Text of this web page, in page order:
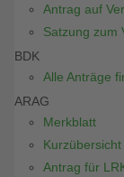
Antrag auf
Satzung zum
BDK
Alle Anträge
ARAG
Merkblatt
Kurzübersicht
Antrag für